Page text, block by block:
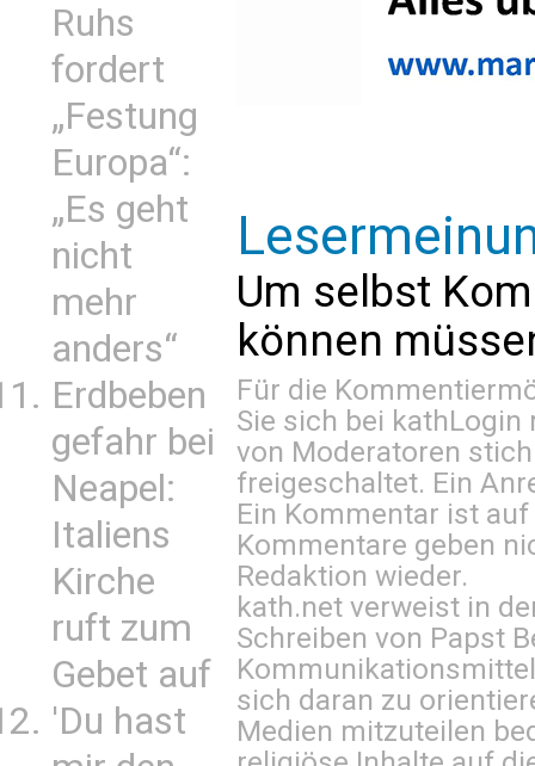
Ruhs
fordert
„Festung
Europa“:
„Es geht
nicht
mehr
anders“
Erdbeben
gefahr bei
Neapel:
Italiens
Kirche
ruft zum
Gebet auf
'Du hast
Um selbst
können
Für die
Sie sich bei kathLogin
von Moderatoren
freigeschaltet. Ein
Ein Kommentar ist
Kommentare geben
Redaktion wieder.
kath.net verweist in
Schreiben von Papst
sich daran zu
Medien mitzuteilen